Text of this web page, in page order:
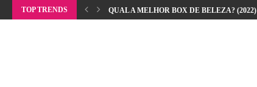
TOP TRENDS QUAL A MELHOR BOX DE BELEZA? (2022)